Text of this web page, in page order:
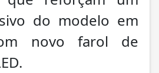
do modelo em
novo farol de